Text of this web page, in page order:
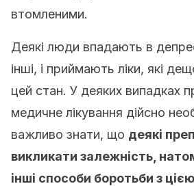
втомленими.
Деякі люди впадають в
інші, і приймають ліки, які
цей стан. У деяких випадках
медичне лікування дійсно
важливо знати, що деякі
викликати залежність,
інші способи боротьби з